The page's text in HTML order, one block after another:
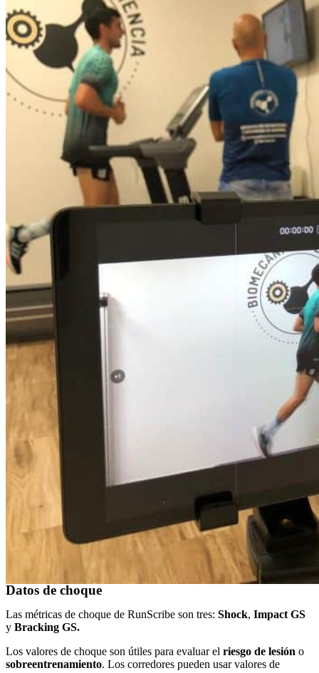
Datos de choque
Las métricas de choque de RunScribe son tres: Shock, Impact GS
y Bracking GS.
Los valores de choque son útiles para evaluar el riesgo de lesión o
sobreentrenamiento. Los corredores pueden usar valores de